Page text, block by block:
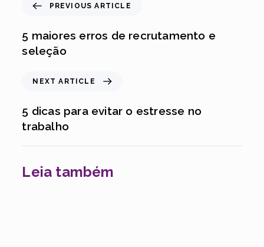
PREVIOUS ARTICLE
5 maiores erros de recrutamento e
seleção
NEXT ARTICLE
5 dicas para evitar o estresse no
trabalho
Leia também